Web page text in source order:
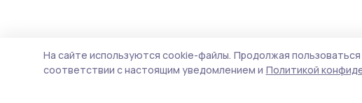
БПЛА
На сайте используются cookie-файлы. Продолжая
соответствии с настоящим уведомлением и Политикой